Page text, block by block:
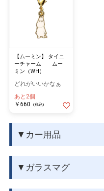
【ムーミン】 タイニ
ーチャーム ムー
ミン（WH）
どれがいいかなぁ
あと2個
￥660
(税込)
▼カー用品
▼ガラスマグ